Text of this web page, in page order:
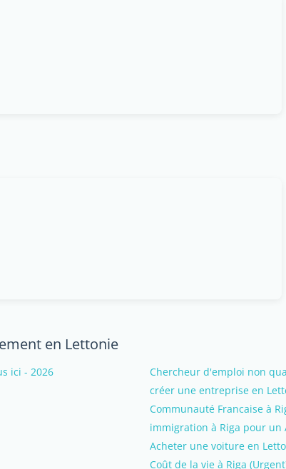
en Lettonie
ici - 2026
Chercheur d'emploi non
créer une entreprise en
Communauté Francaise à
immigration à Riga pour un
Acheter une voiture en
Coût de la vie à Riga